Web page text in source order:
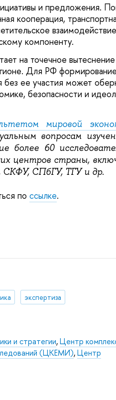
и предложения.
кооперация,
компоненту.
на точечное
Для РФ
без ее участия может
безопасности и
мировой
вопросам
более 60
центров страны,
СПбГУ, ТГУ и др.
по ссылке.
экспертиза
и стратегии,Центр
(ЦКЕМИ),Центр